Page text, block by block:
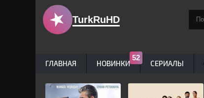
TurkRuHD
ГЛАВНАЯ НОВИНКИ СЕРИАЛЫ